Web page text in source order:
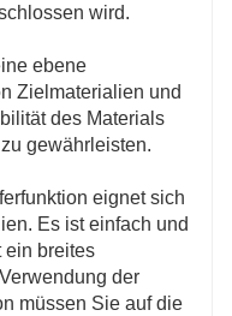
wird.
ebene
Zielmaterialien und
des Materials
gewährleisten.
eignet sich
Es ist einfach und
ein breites
der
müssen Sie auf die